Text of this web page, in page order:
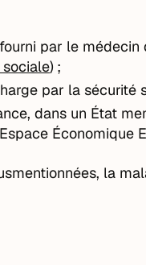
par le
) ;
par la sécurité
dans un État
Économique
la